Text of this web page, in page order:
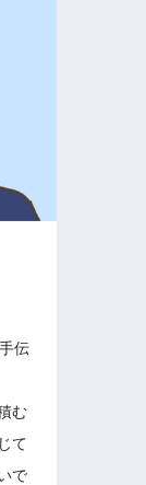
伝
む
て
で